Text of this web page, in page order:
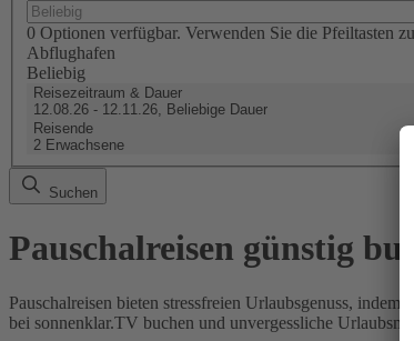
0 Optionen verfügbar. Verwenden Sie die Pfeiltasten
Abflughafen
Beliebig
Reisezeitraum & Dauer
12.08.26 - 12.11.26, Beliebige Dauer
Reisende
2 Erwachsene
Suchen
Pauschalreisen günstig
Pauschalreisen bieten stressfreien Urlaubsgenuss,
bei sonnenklar.TV buchen und unvergessliche